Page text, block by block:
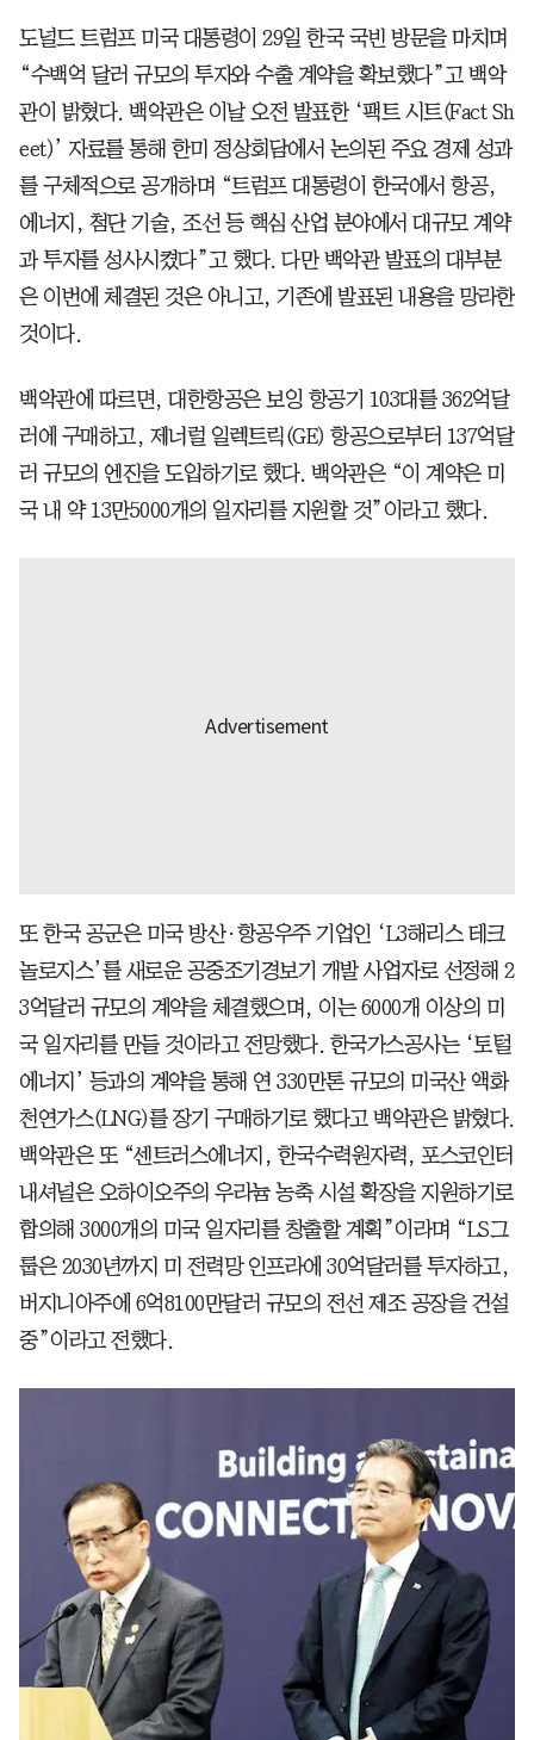
도널드 트럼프 미국 대통령이 29일 한국 국빈 방문을 마치며
“수백억 달러 규모의 투자와 수출 계약을 확보했다”고 백악
관이 밝혔다. 백악관은 이날 오전 발표한 ‘팩트 시트(Fact Sh
eet)’ 자료를 통해 한미 정상회담에서 논의된 주요 경제 성과
를 구체적으로 공개하며 “트럼프 대통령이 한국에서 항공,
에너지, 첨단 기술, 조선 등 핵심 산업 분야에서 대규모 계약
과 투자를 성사시켰다”고 했다. 다만 백악관 발표의 대부분
은 이번에 체결된 것은 아니고, 기존에 발표된 내용을 망라한
것이다.
백악관에 따르면, 대한항공은 보잉 항공기 103대를 362억달
러에 구매하고, 제너럴 일렉트릭(GE) 항공으로부터 137억달
러 규모의 엔진을 도입하기로 했다. 백악관은 “이 계약은 미
국 내 약 13만5000개의 일자리를 지원할 것”이라고 했다.
또 한국 공군은 미국 방산·항공우주 기업인 ‘L3해리스 테크
놀로지스’를 새로운 공중조기경보기 개발 사업자로 선정해 2
3억달러 규모의 계약을 체결했으며, 이는 6000개 이상의 미
국 일자리를 만들 것이라고 전망했다. 한국가스공사는 ‘토털
에너지’ 등과의 계약을 통해 연 330만톤 규모의 미국산 액화
천연가스(LNG)를 장기 구매하기로 했다고 백악관은 밝혔다.
백악관은 또 “센트러스에너지, 한국수력원자력, 포스코인터
내셔널은 오하이오주의 우라늄 농축 시설 확장을 지원하기로
합의해 3000개의 미국 일자리를 창출할 계획”이라며 “LS그
룹은 2030년까지 미 전력망 인프라에 30억달러를 투자하고,
버지니아주에 6억8100만달러 규모의 전선 제조 공장을 건설
중”이라고 전했다.